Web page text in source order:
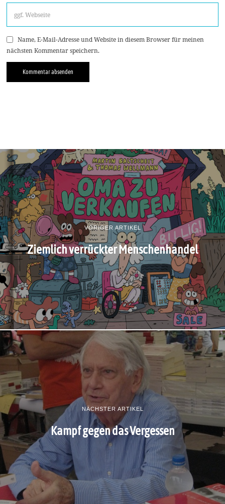
Name, E-Mail-Adresse und Website in diesem Browser für meinen
nächsten Kommentar speichern.
VORIGER ARTIKEL
Ziemlich verrückter Menschenhandel
NÄCHSTER ARTIKEL
Kampf gegen das Vergessen